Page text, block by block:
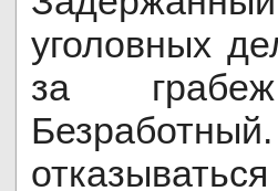
уголовных
за